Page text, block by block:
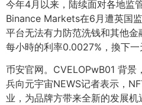
今年4月以来，陆续面对各地监
Binance Markets在6月遭英国
平台无法有力防范洗钱和其他金
每小時的利率0.0027%，換下一
币安官网。CVELOPwB01 背景
兵向元宇宙NEWS记者表示，
业，为品牌方带来全新的发展